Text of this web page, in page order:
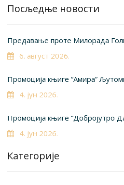
Посљедње новости
Предавање проте Милорада
6. август 2026.
Промоција књиге “Амира”
4. јун 2026.
Промоција књиге “Добројутро
4. јун 2026.
Категорије